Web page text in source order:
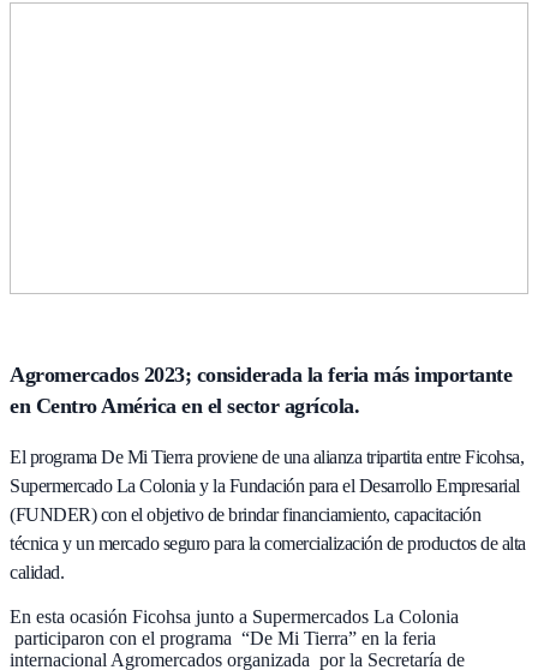
Agromercados 2023; considerada la feria más importante
en Centro América en el sector agrícola.
El programa De Mi Tierra proviene de una alianza tripartita entre Ficohsa,
Supermercado La Colonia y la Fundación para el Desarrollo Empresarial
(FUNDER) con el objetivo de brindar financiamiento, capacitación
técnica y un mercado seguro para la comercialización de productos de alta
calidad.
En esta ocasión Ficohsa junto a Supermercados La Colonia
participaron con el programa “De Mi Tierra” en la feria
internacional Agromercados organizada por la Secretaría de